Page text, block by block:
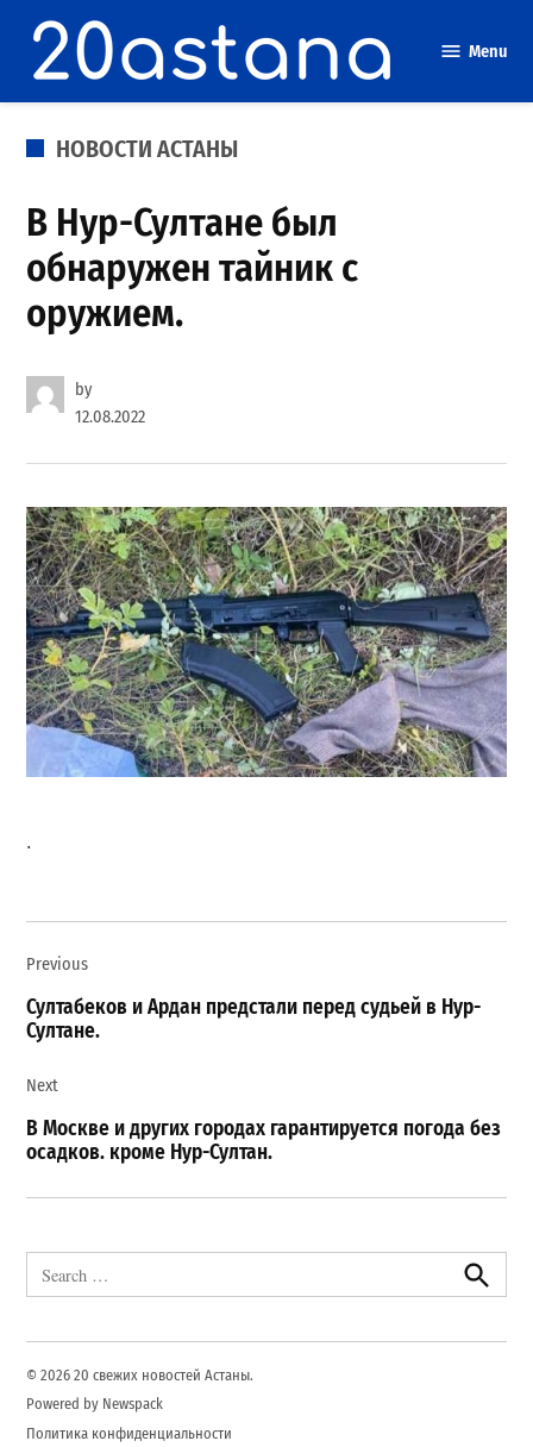
content
Menu
POSTED
НОВОСТИ АСТАНЫ
В Нур-Султане был
обнаружен тайник с
оружием.
by
12.08.2022
.
по
записям
Previous
Султабеков и Ардан предстали перед судьей в Нур-
Султане.
Next
В Москве и других городах гарантируется погода без
осадков. кроме Нур-Султан.
for:
Search
© 2026 20 свежих новостей Астаны.
Powered by Newspack
Политика конфиденциальности